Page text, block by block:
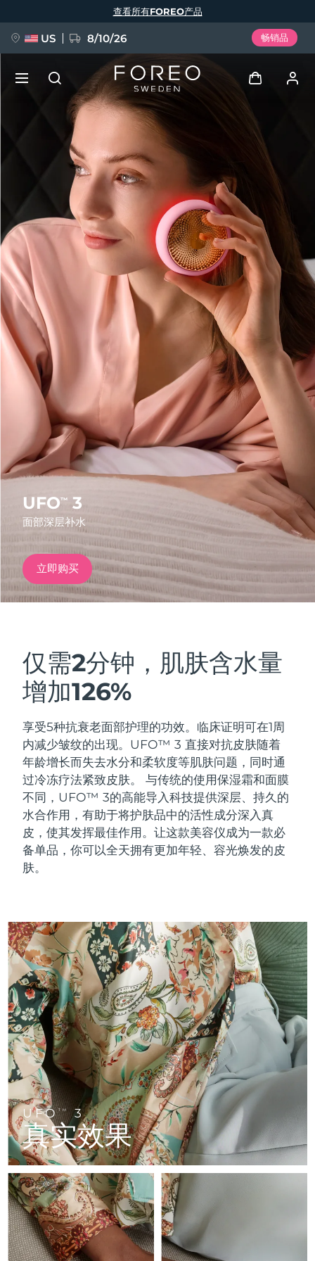
UFO™ 3
面部深层补水
立即购买
仅需2分钟，肌肤含水量
增加126%
享受5种抗衰老面部护理的功效。临床证明可在1周
内减少皱纹的出现。UFO™ 3 直接对抗皮肤随着
年龄增长而失去水分和柔软度等肌肤问题，同时通
过冷冻疗法紧致皮肤。
与传统的使用保湿霜和面膜
不同，UFO™ 3的高能导入科技提供深层、持久的
水合作用，有助于将护肤品中的活性成分深入真
皮，使其发挥最佳作用。让这款美容仪成为一款必
备单品，你可以全天拥有更加年轻、容光焕发的皮
肤。
UFOTM 3
真实效果
查看所有FOREO产品
US 8/10/26 畅销品
用户信息
我的设备
我的订单
我的地址
我的订阅
FAQ™ Pure Beauty-Tech Elixir
BREAKING NEWS
issa™ Teeth Whitening Set
FAQ™ Dual LED Panel
热门产品
特别优惠
红光疗法
LUNA™ 4 套装
Anti-aging massage
LUNA™ 4 Plus
Massage, LED heating
LUNA™ 4 mini
For young skin, T-zone
LUNA™ 4 go
For travel or gym bag
LUNA™ 护肤
Premium cleansers & balm
LUNA™ 设备
All facial cleansing devices
BEAR™ 2 套装
Microcurrent toning
BEAR™ 2 go
Microcurrent toning on-the-go
面部提拉护理
Premium anti-aging skincare
BEAR™ 设备
All premium facelift devices
补水保湿
UFO™ 3 套装
Deep facial hydration
device
UFO™ 3 mini
Red light therapy device for young skin
UFO™ 3 go
Portable red light therapy
面膜
Rejuvenation & hydration
UFO™ 设备
All deep facial hydration devices
口腔护理
issa™ 4
Hybrid silicone sonic toothbrush
issa™ 4 smile
Hybrid silicone sonic toothbrush
issa™ 4 baby
For ages 0-3
issa™ Teeth Whitening Set
Dual LED + sonic device & 18% PAP gel
ISSA™ 设备
All silicone sonic toothbrushes
FAQ™ 抗老护理
抗老
FAQ™ 101
Clinical anti-aging
FAQ™ 102
Advanced clinical anti-aging
FAQ™ 103
Luxurious clinical anti-aging set
FAQ™ P1 Primer
Manuka honey primer
FAQ™护肤品
All FAQ™ skincare
LED治疗
FAQ™ 201
LED mask
FAQ™ 202
LED mask
FAQ™ 211
Anti-aging neck & décolleté LED mask
FAQ™ 221
Anti-aging LED hand mask
FAQ™护肤品
All FAQ™ skincare
生发
FAQ™ 301
LED hair strengthening scalp massager
FAQ™ Scalp Serum
Scalp recovery probiotic serum
FAQ™护肤品
All FAQ™ skincare
FAQ™产品
肌肤年轻化
NEW
FAQ™ 501
Full-Spectrum Red Light Therapy
FAQ™ 502
Full-Spectrum Red Light Therapy
FAQ™ Red Light Serum
FAQ™ skincare
保健品
NEW
专业治疗
脱毛
PEACH™ 2 Pro Max
身体护理
BEAR™ 2 body
Deutsch
Español
Français
Italiano
Português
Polski
Svenska
Русский
Türkçe
简体中文 繁體中文
发货国家
美国 预计送达日期 8/10/26
英国 预计送达日期 8/9/26
西班牙 预计送达日期8/9/26
澳大利亚 预计送达日期8/12/26
预计送达日期8/9/26
德国 预计送达日期 8/9/26
加拿大 预计送达日期
奥地利 预计送达日期 8/9/26
巴林
比利时 预计送达日期8/9/26
百慕大 预计送达日期8/15/26
波斯尼亚和黑塞哥维那 预计送达日期8/12/26
文莱 预计送达日期8/14/26
保加利亚 预计送达日期8/9/26
中国 预计送达日期8/9/26
哥伦比亚 预计送达日期8/13/26
克罗地亚 预计送达日期 8/9/26
塞浦路斯 预计送达日期 8/10/26
捷克 预计送达日期8/9/26
丹麦 预计送达日期
爱沙尼亚 预计送达日期8/9/26
芬兰
法国 预计送达日期
法属波利尼西亚